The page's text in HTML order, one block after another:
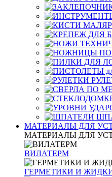
МАТЕРИАЛЫ ДЛЯ
МАТЕРИАЛЫ ДЛЯ
ВИЛАТЕРМ
ГЕРМЕТИКИ И